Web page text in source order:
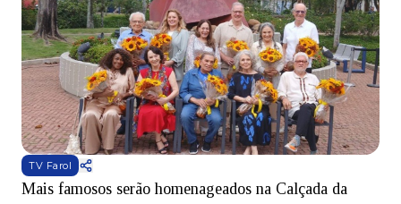
TV Farol
Mais famosos serão homenageados na Calçada da